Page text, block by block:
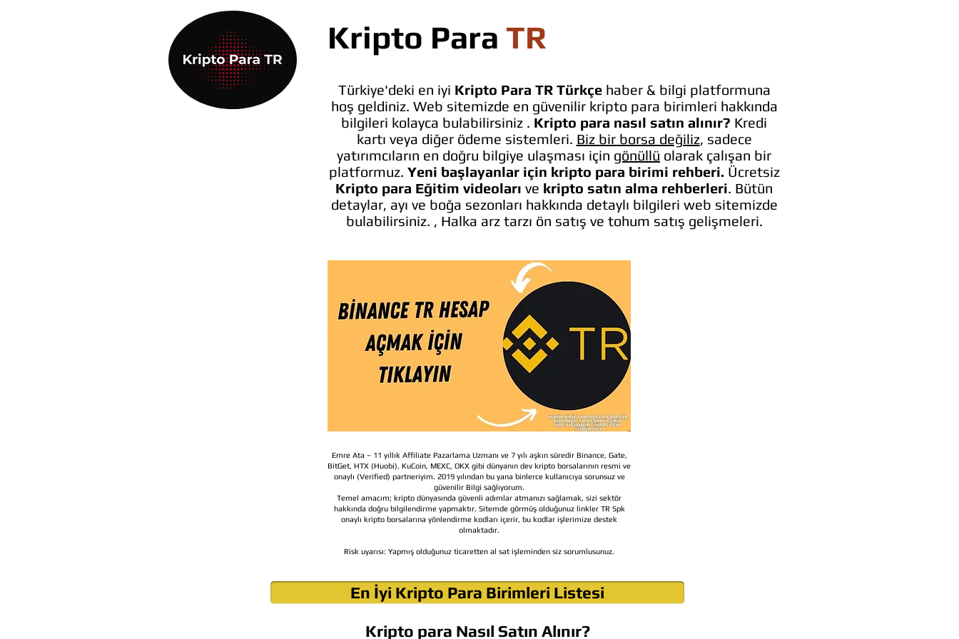
Kripto Para TR
Türkiye'deki en iyi Kripto Para TR Türkçe haber & bilgi platformuna
hoş geldiniz. Web sitemizde en güvenilir kripto para birimleri hakkında
bilgileri kolayca bulabilirsiniz . Kripto para nasıl satın alınır? Kredi
kartı veya diğer ödeme sistemleri. Biz bir borsa değiliz, sadece
yatırımcıların en doğru bilgiye ulaşması için gönüllü olarak çalışan bir
platformuz. Yeni başlayanlar için kripto para birimi rehberi. Ücretsiz
Kripto para Eğitim videoları ve kripto satın alma rehberleri. Bütün
detaylar, ayı ve boğa sezonları hakkında detaylı bilgileri web sitemizde
bulabilirsiniz. , Halka arz tarzı ön satış ve tohum satış gelişmeleri.
Emre Ata – 11 yıllık Affiliate Pazarlama Uzmanı ve 7 yılı aşkın süredir Binance, Gate,
BitGet, HTX (Huobi), KuCoin, MEXC, OKX gibi dünyanın dev kripto borsalarının resmi ve
onaylı (Verified) partneriyim. 2019 yılından bu yana binlerce kullanıcıya sorunsuz ve
güvenilir Bilgi sağlıyorum.
Temel amacım; kripto dünyasında güvenli adımlar atmanızı sağlamak, sizi sektör
hakkında doğru bilgilendirme yapmaktır. Sitemde görmüş olduğunuz linkler TR Spk
onaylı kripto borsalarına yönlendirme kodları içerir, bu kodlar işlerimize destek
olmaktadır.
Risk uyarısı: Yapmış olduğunuz ticaretten al sat işleminden siz sorumlusunuz.
En İyi Kripto Para Birimleri Listesi
Kripto para Nasıl Satın Alınır?